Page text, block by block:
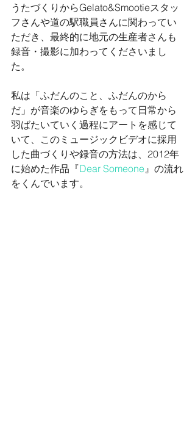
うたづくりからGelato&Smootieスタッ
フさんや道の駅職員さんに関わってい
ただき、最終的に地元の生産者さんも
録音・撮影に加わってくださいまし
た。
私は「ふだんのこと、ふだんのから
だ」が音楽のゆらぎをもって日常から
羽ばたいていく過程にアートを感じて
いて、このミュージックビデオに採用
した曲づくりや録音の方法は、2012年
に始めた作品『Dear Someone 』の流れ
をくんでいます。